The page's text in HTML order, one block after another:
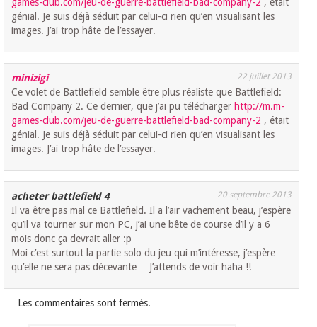
génial. Je suis déjà séduit par celui-ci rien qu’en visualisant les
images. J’ai trop hâte de l’essayer.
minizigi 22 juillet 2013
Ce volet de Battlefield semble être plus réaliste que Battlefield:
Bad Company 2. Ce dernier, que j’ai pu télécharger http://m.m-
games-club.com/jeu-de-guerre-battlefield-bad-company-2 , était
génial. Je suis déjà séduit par celui-ci rien qu’en visualisant les
images. J’ai trop hâte de l’essayer.
acheter battlefield 4 20 septembre 2013
Il va être pas mal ce Battlefield. Il a l’air vachement beau, j’espère
qu’il va tourner sur mon PC, j’ai une bête de course d’il y a 6
mois donc ça devrait aller :p
Moi c’est surtout la partie solo du jeu qui m’intéresse, j’espère
qu’elle ne sera pas décevante… J’attends de voir haha !!
Les commentaires sont fermés.